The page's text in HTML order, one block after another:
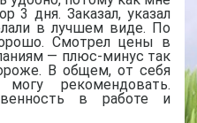
3 дня. Заказал, указал
в лучшем виде. По
Смотрел цены в
— плюс-минус так
В общем, от себя
рекомендовать.
в работе и